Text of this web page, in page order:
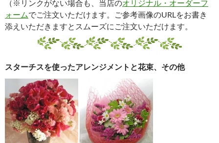
（※リンクがない場合も、当店のオリジナル・オーダーフ
ォームでご注文いただけます。ご参考画像のURLをお書き
添えいただきますとスムーズにご注文いただけます。
スターチスを使ったアレンジメントと花束、その他